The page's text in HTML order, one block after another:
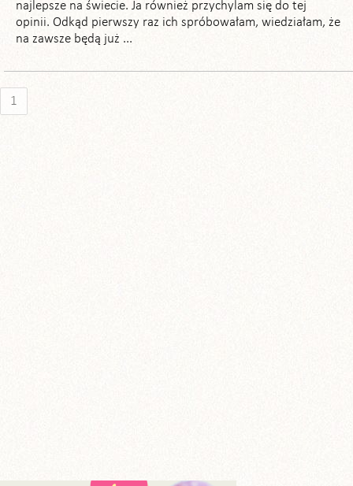
najlepsze na świecie. Ja również przychylam się do tej
opinii. Odkąd pierwszy raz ich spróbowałam, wiedziałam, że
na zawsze będą już ...
1